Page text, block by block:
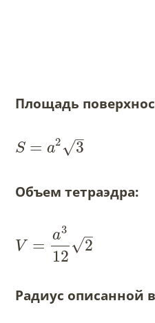
Площадь
S = a2 3
–
√
Объем тетраэдра:
V =
a3
12
2
–
√
Радиус описанной